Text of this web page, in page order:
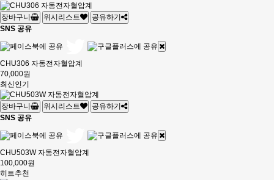
장바구니 위시리스트
공유하기
SNS 공유
CHU306 자동전자혈압계
70,000원
최신인기
장바구니 위시리스트
공유하기
SNS 공유
CHU503W 자동전자혈압계
100,000원
히트추천